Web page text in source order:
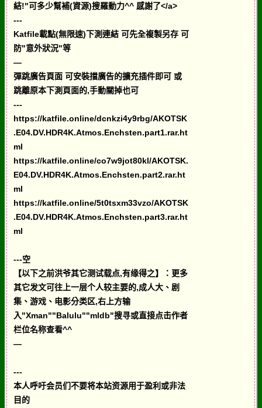
結!"可多少幫補(資源)搜羅動力^^ 感謝了</a>
---
Katfile載點(無限速)下測連結 可先全複製另存 可
防"意外狀況"等
—
彈跳廣告頁面 可安裝擋廣告的擴充插件即可 或
跳離原本下測頁面的,手動關掉也可
---
https://katfile.online/dcnkzi4y9rbg/AKOTSK
.E04.DV.HDR4K.Atmos.Enchsten.part1.rar.ht
ml
https://katfile.online/co7w9jot80kl/AKOTSK.
E04.DV.HDR4K.Atmos.Enchsten.part2.rar.ht
ml
https://katfile.online/5t0tsxm33vzo/AKOTSK
.E04.DV.HDR4K.Atmos.Enchsten.part3.rar.ht
ml
---空
【以下之前洪爷其它测试载点,有缘得之】：更多
其它发文可往上一层个人较主要的,成人大、剧
集、游戏、电影分类区,右上方输
入"Xman""Balulu""mldb"搜寻或直接点击作者
栏位名称查看^^
—
---
本人呼吁会员们不要将本站资源用于盈利或非法
目的